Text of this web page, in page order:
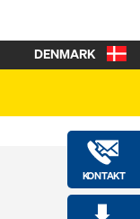
KONTAKT
DENMARK